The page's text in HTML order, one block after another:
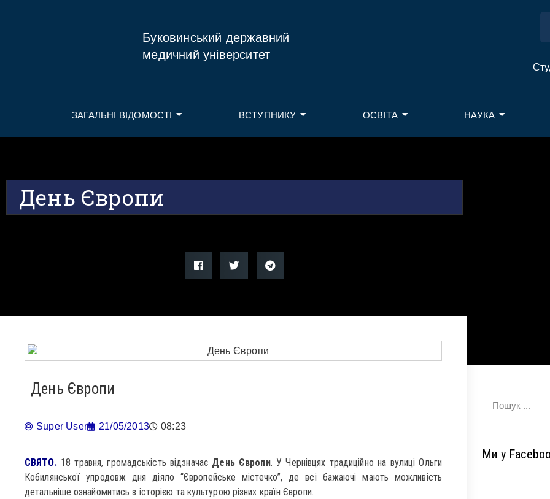
Буковинський державний
медичний університет
ЗАГАЛЬНІ ВІДОМОСТІ ВСТУПНИКУ ОСВІТА НАУКА
День Європи
День Європи
Super User 21/05/2013 08:23
СВЯТО.18 травня, громадськість відзначає День Європи. У Чернівцях традиційно на вулиці Ольги
Кобилянської упродовж дня діяло “Європейське містечко”, де всі бажаючі мають можливість
детальніше ознайомитись з історією та культурою різних країн Європи.
Ми у